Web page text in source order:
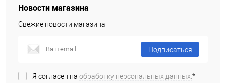
Новости магазина
Свежие новости магазина
Подписаться
Я согласен на обработку персональных данных.*